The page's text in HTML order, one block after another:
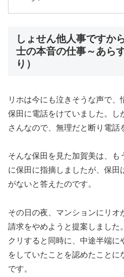
しょせん他人事ですか
士の本音の仕事～あら
り）
リホは今にも泣きそうな声で、
保田に電話をけていました。し
さんなので、無理だと断り電話
そんな保田を見た加賀美は、も
に保田に指摘しましたが、保田
がないと答えたのです。
その日の夜、マンションにリオ
請求をやめようと提案しました
クリすると同時に、中途半端に
をしていたことを認めたこと
です。